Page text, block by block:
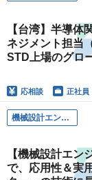
【台湾】半導体
ネジメント担当
STD上場のグロ
応相談 正社員
機械設計エンジニア
【機械設計エン
で、応用性＆実